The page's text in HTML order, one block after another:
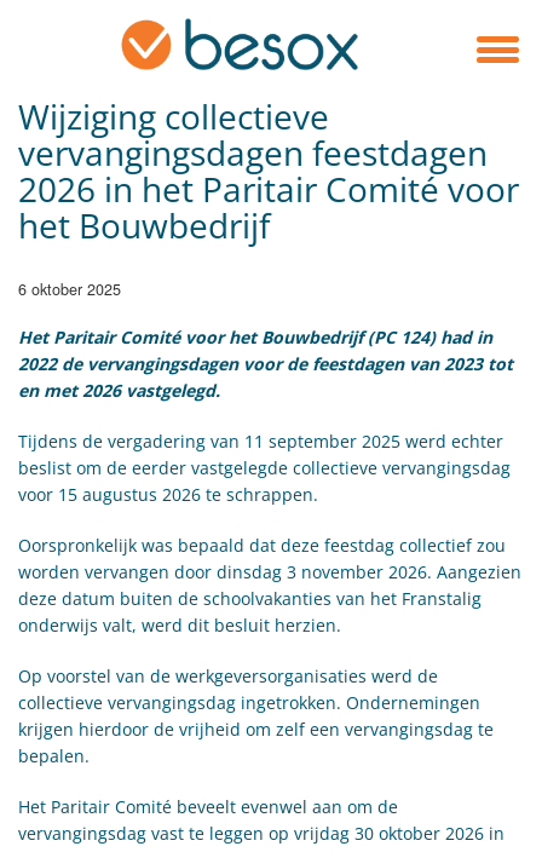
​Wijziging collectieve
vervangingsdagen feestdagen
2026 in het Paritair Comité voor
het Bouwbedrijf
6 oktober 2025
Het Paritair Comité voor het Bouwbedrijf (PC 124) had in
2022 de vervangingsdagen voor de feestdagen van 2023 tot
en met 2026 vastgelegd.
Tijdens de vergadering van 11 september 2025 werd echter
beslist om de eerder vastgelegde collectieve vervangingsdag
voor 15 augustus 2026 te schrappen.
Oorspronkelijk was bepaald dat deze feestdag collectief zou
worden vervangen door dinsdag 3 november 2026. Aangezien
deze datum buiten de schoolvakanties van het Franstalig
onderwijs valt, werd dit besluit herzien.
Op voorstel van de werkgeversorganisaties werd de
collectieve vervangingsdag ingetrokken. Ondernemingen
krijgen hierdoor de vrijheid om zelf een vervangingsdag te
bepalen.
Het Paritair Comité beveelt evenwel aan om de
vervangingsdag vast te leggen op vrijdag 30 oktober 2026 in